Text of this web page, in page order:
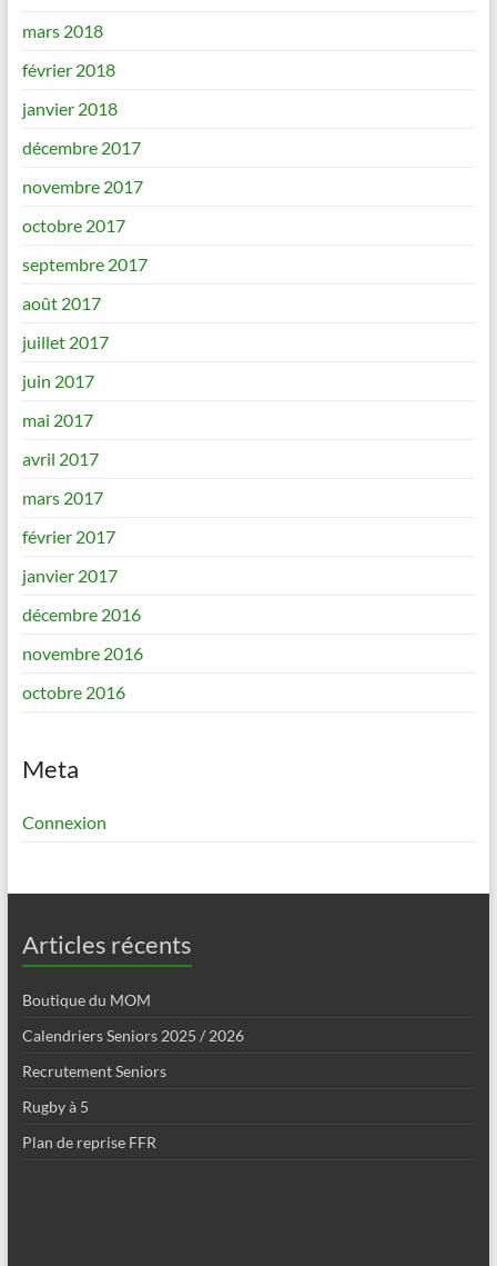
mars 2018
février 2018
janvier 2018
décembre 2017
novembre 2017
octobre 2017
septembre 2017
août 2017
juillet 2017
juin 2017
mai 2017
avril 2017
mars 2017
février 2017
janvier 2017
décembre 2016
novembre 2016
octobre 2016
Meta
Connexion
Articles récents
Boutique du MOM
Calendriers Seniors 2025 / 2026
Recrutement Seniors
Rugby à 5
Plan de reprise FFR